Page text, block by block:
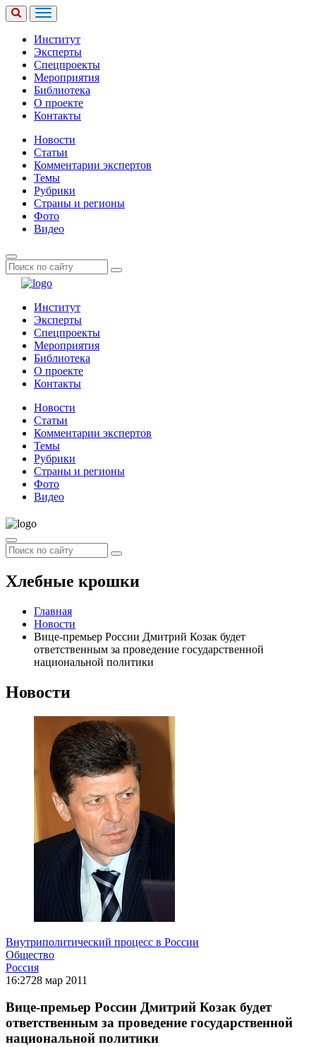
Институт
Эксперты
Спецпроекты
Мероприятия
Библиотека
О проекте
Контакты
Новости
Статьи
Комментарии экспертов
Темы
Рубрики
Страны и регионы
Фото
Видео
Институт
Эксперты
Спецпроекты
Мероприятия
Библиотека
О проекте
Контакты
Новости
Статьи
Комментарии экспертов
Темы
Рубрики
Страны и регионы
Фото
Видео
Хлебные крошки
Главная
Новости
Вице-премьер России Дмитрий Козак будет
ответственным за проведение государственной
национальной политики
Новости
Внутриполитический процесс в России
Общество
Россия
16:2728 мар 2011
Вице-премьер России Дмитрий Козак будет
ответственным за проведение государственной
национальной политики